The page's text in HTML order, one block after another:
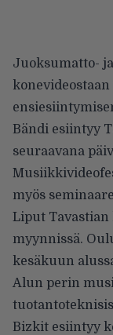
Juoksumatto- ja
konevideostaan
Bändi esiintyy
seuraavana
myös
Liput Tavastian
myynnissä.
kesäkuun
Alun perin
Bizkit esiintyy